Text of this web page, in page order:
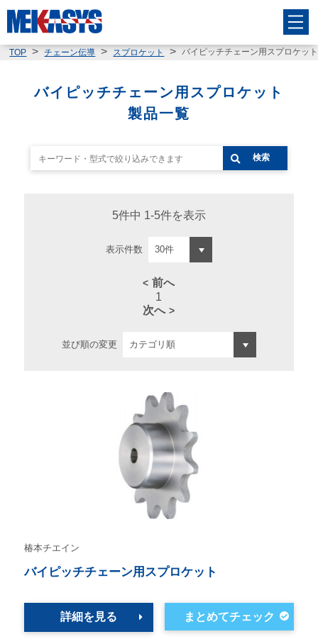
TOP チェーン伝導 スプロケット バイピッチチェーン用スプロケット
バイピッチチェーン用スプロケット
製品一覧
検索
5件中 1-5件を表示
表示件数
前へ
1
次へ
並び順の変更
椿本チエイン
バイピッチチェーン用スプロケット
詳細を見る